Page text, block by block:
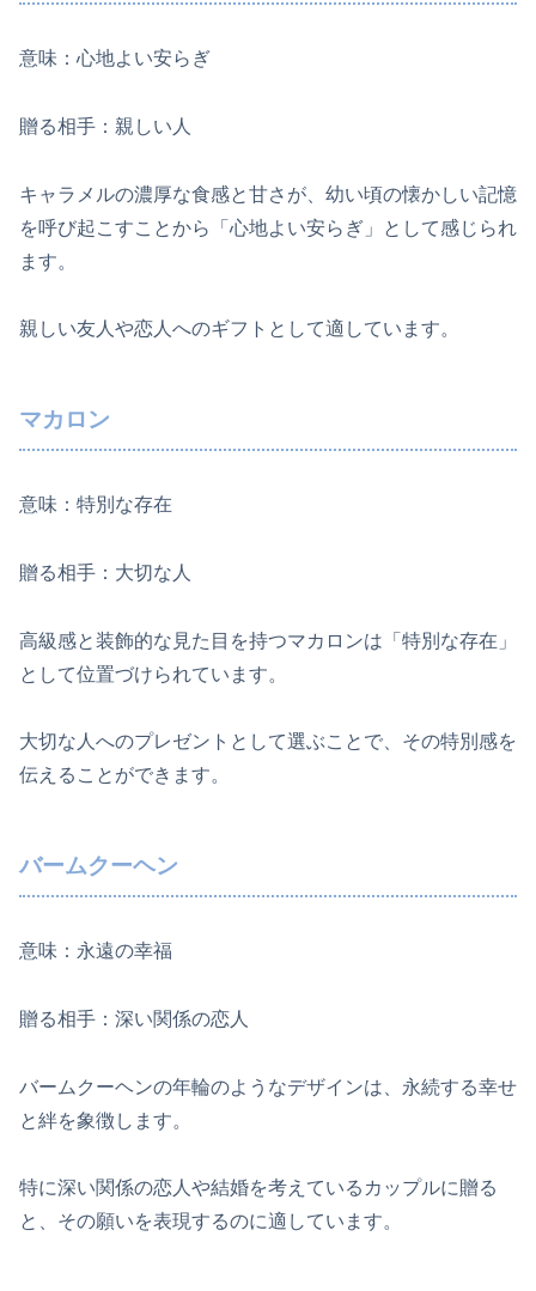
意味：心地よい安らぎ
贈る相手：親しい人
キャラメルの濃厚な食感と甘さが、幼い頃の懐かしい記憶
を呼び起こすことから「心地よい安らぎ」として感じられ
ます。
親しい友人や恋人へのギフトとして適しています。
マカロン
意味：特別な存在
贈る相手：大切な人
高級感と装飾的な見た目を持つマカロンは「特別な存在」
として位置づけられています。
大切な人へのプレゼントとして選ぶことで、その特別感を
伝えることができます。
バームクーヘン
意味：永遠の幸福
贈る相手：深い関係の恋人
バームクーヘンの年輪のようなデザインは、永続する幸せ
と絆を象徴します。
特に深い関係の恋人や結婚を考えているカップルに贈る
と、その願いを表現するのに適しています。